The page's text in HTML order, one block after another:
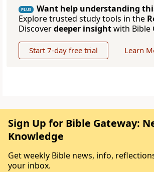
PLUS
Want help understanding
Explore trusted study tools in the
Discoverdeeper insightwith Bible
Start 7-day free trial Learn
Sign Up for Bible Gateway:
Knowledge
Get weekly Bible news, info,
your inbox.